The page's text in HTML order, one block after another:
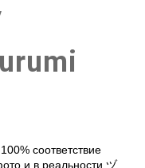
соответствие
и в реальности ヅ